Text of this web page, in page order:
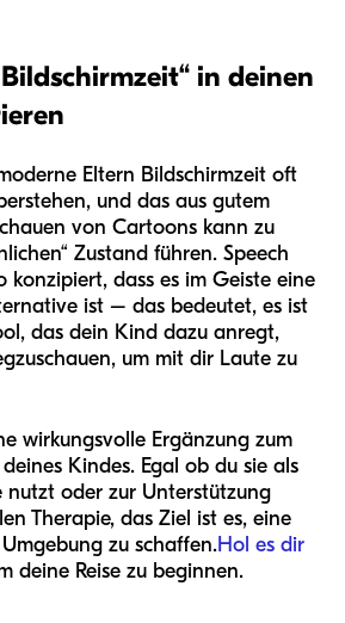
in deinen
Eltern Bildschirmzeit oft
und das aus gutem
von Cartoons kann zu
Zustand führen. Speech
konzipiert, dass es im Geiste eine
ist – das bedeutet, es ist
das dein Kind dazu anregt,
zuschauen, um mit dir Laute zu
wirkungsvolle Ergänzung zum
Kindes. Egal ob du sie als
nutzt oder zur Unterstützung
Therapie, das Ziel ist es, eine
zu schaffen.Hol es dir
deine Reise zu beginnen.